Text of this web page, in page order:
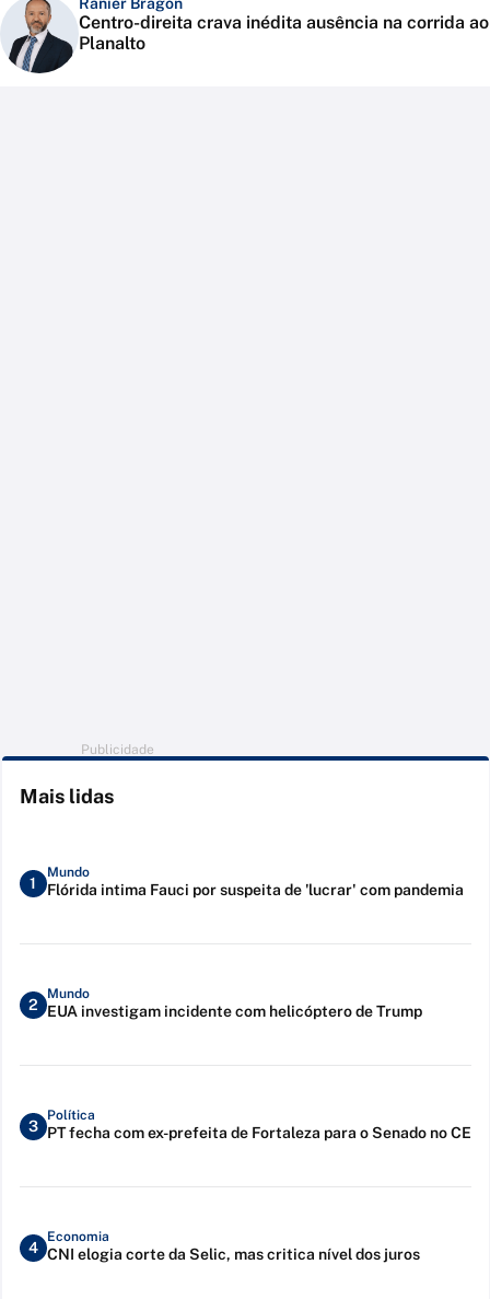
Ranier Bragon
Centro-direita crava inédita ausência na corrida ao
Planalto
Publicidade
Mais lidas
1
Mundo
Flórida intima Fauci por suspeita de 'lucrar' com pandemia
2
Mundo
EUA investigam incidente com helicóptero de Trump
3
Política
PT fecha com ex-prefeita de Fortaleza para o Senado no CE
4
Economia
CNI elogia corte da Selic, mas critica nível dos juros